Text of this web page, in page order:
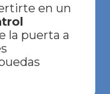
en un
la puerta a